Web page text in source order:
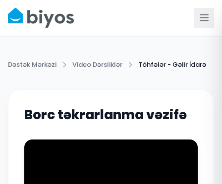
Dəstək Mərkəzi Video Dərsliklər Töhfələr - Gəlir İdarə
Borc təkrarlanma vəzifə